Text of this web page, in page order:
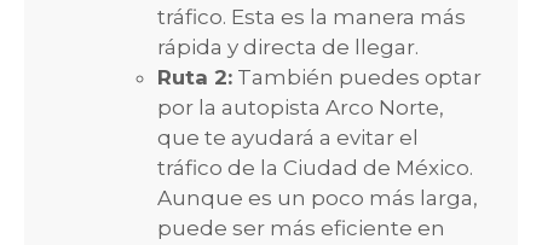
tráfico. Esta es la manera más
rápida y directa de llegar.
Ruta 2: También puedes optar
por la autopista Arco Norte,
que te ayudará a evitar el
tráfico de la Ciudad de México.
Aunque es un poco más larga,
puede ser más eficiente en